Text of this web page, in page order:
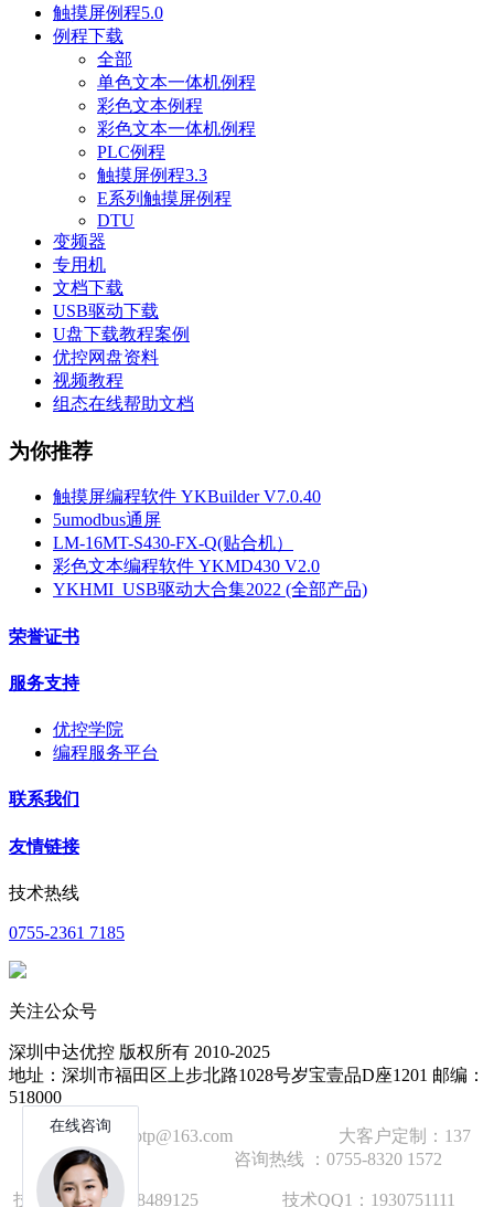
触摸屏例程5.0
例程下载
全部
单色文本一体机例程
彩色文本例程
彩色文本一体机例程
PLC例程
触摸屏例程3.3
E系列触摸屏例程
DTU
变频器
专用机
文档下载
USB驱动下载
U盘下载教程案例
优控网盘资料
视频教程
组态在线帮助文档
为你推荐
触摸屏编程软件 YKBuilder V7.0.40
5umodbus通屏
LM-16MT-S430-FX-Q(贴合机）
彩色文本编程软件 YKMD430 V2.0
YKHMI_USB驱动大合集2022 (全部产品)
荣誉证书
服务支持
优控学院
编程服务平台
联系我们
友情链接
技术热线
0755-2361 7185
关注公众号
深圳中达优控 版权所有 2010-2025
地址：深圳市福田区上步北路1028号岁宝壹品D座1201 邮编：
518000
技术邮箱：wzbtp@163.com 大客户定制：137
1392 2586 咨询热线 ：0755-8320 1572
技术手机：18928489125 技术QQ1：1930751111